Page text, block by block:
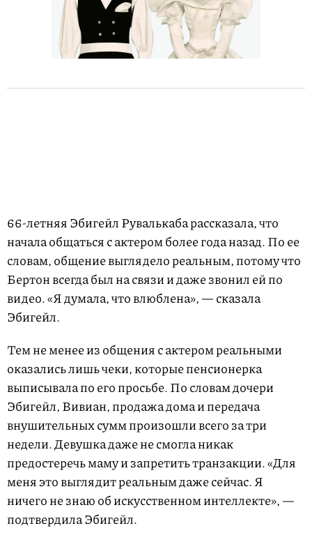
66-летняя Эбигейл Рувалькаба рассказала, что
начала общаться с актером более года назад. По ее
словам, общение выглядело реальным, потому что
Бертон всегда был на связи и даже звонил ей по
видео. «Я думала, что влюблена», — сказала
Эбигейл.
Тем не менее из общения с актером реальными
оказались лишь чеки, которые пенсионерка
выписывала по его просьбе. По словам дочери
Эбигейл, Вивиан, продажа дома и передача
внушительных сумм произошли всего за три
недели. Девушка даже не смогла никак
предостеречь маму и запретить транзакции. «Для
меня это выглядит реальным даже сейчас. Я
ничего не знаю об искусственном интеллекте», —
подтвердила Эбигейл.